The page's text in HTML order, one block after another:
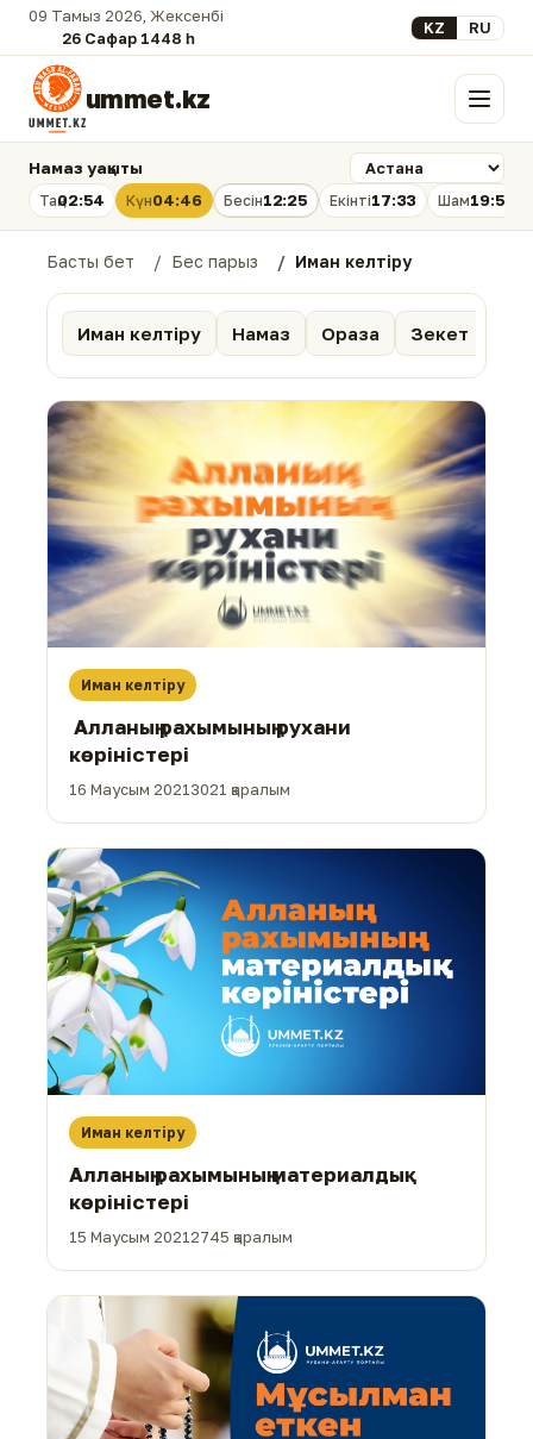
09 Тамыз 2026, Жексенбі
26 Сафар 1448 һ.
Select your
KZ RU
ummet.kz Мәзір
Намаз уақыты
Таң02:54 Күн04:46 Бесін12:25 Екінті17:33 Шам19:53
Басты бет Бес парыз Иман келтіру
Иман келтіру Намаз Ораза Зекет
Иман келтіру
Алланың рахымының рухани
көріністері
16 Маусым 2021 3021 қаралым
Иман келтіру
Алланың рахымының материалдық
көріністері
15 Маусым 2021 2745 қаралым